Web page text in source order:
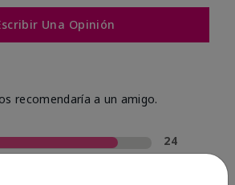
Una Opinión
recomendaría a un amigo.
24